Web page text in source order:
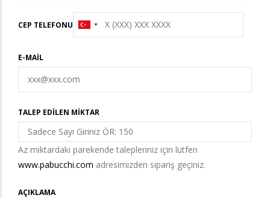
CEP TELEFONU
E-MAIL
TALEP EDILEN MIKTAR
Az miktardaki parekende talepleriniz için lütfen
www.pabucchi.com adresimizden sipariş geçiniz.
AÇIKLAMA